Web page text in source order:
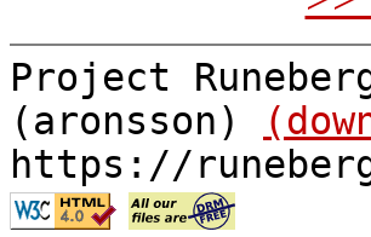
Project
(aronsson)
https://